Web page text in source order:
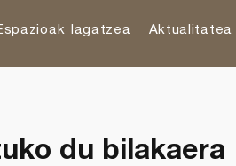
lagatzea Aktualitatea
du bilakaera